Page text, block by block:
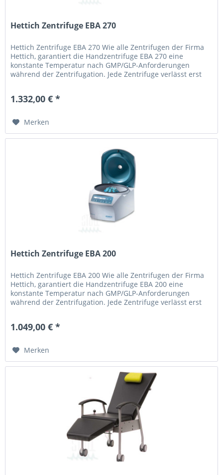
Hettich Zentrifuge EBA 270
Hettich Zentrifuge EBA 270 Wie alle Zentrifugen der Firma
Hettich, garantiert die Handzentrifuge EBA 270 eine
konstante Temperatur nach GMP/GLP-Anforderungen
während der Zentrifugation. Jede Zentrifuge verlässt erst
1.332,00 € *
Merken
Hettich Zentrifuge EBA 200
Hettich Zentrifuge EBA 200 Wie alle Zentrifugen der Firma
Hettich, garantiert die Handzentrifuge EBA 200 eine
konstante Temperatur nach GMP/GLP-Anforderungen
während der Zentrifugation. Jede Zentrifuge verlässt erst
1.049,00 € *
Merken